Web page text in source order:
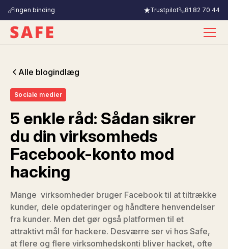
Ingen binding Trustpilot 81 82 70 44
Alle blogindlæg
Sociale medier
5 enkle råd: Sådan sikrer
du din virksomheds
Facebook-konto mod
hacking
Mange virksomheder bruger Facebook til at tiltrække
kunder, dele opdateringer og håndtere henvendelser
fra kunder. Men det gør også platformen til et
attraktivt mål for hackere. Desværre ser vi hos Safe,
at flere og flere virksomhedskonti bliver hacket, ofte